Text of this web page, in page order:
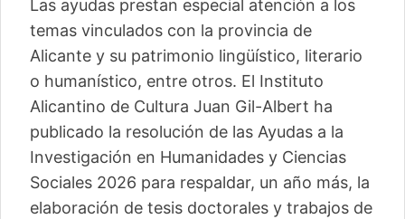
Las ayudas prestan especial atención a los
temas vinculados con la provincia de
Alicante y su patrimonio lingüístico, literario
o humanístico, entre otros. El Instituto
Alicantino de Cultura Juan Gil-Albert ha
publicado la resolución de las Ayudas a la
Investigación en Humanidades y Ciencias
Sociales 2026 para respaldar, un año más, la
elaboración de tesis doctorales y trabajos de